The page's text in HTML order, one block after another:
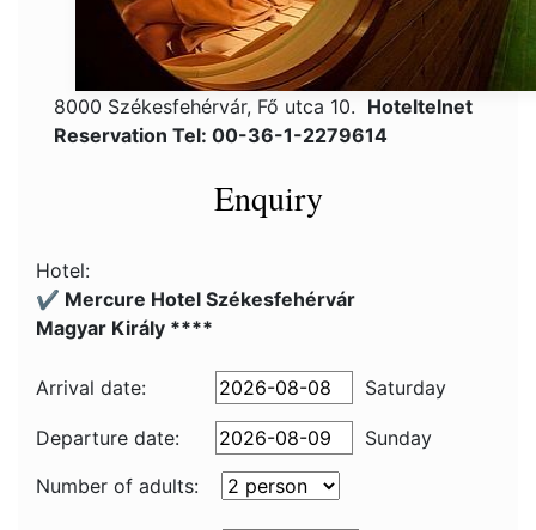
8000 Székesfehérvár, Fő utca 10. Hoteltelnet
Reservation Tel: 00-36-1-2279614
Enquiry
Hotel:
✔️ Mercure Hotel Székesfehérvár
Magyar Király ****
Arrival date: Saturday
Departure date:
Sunday
Number of adults: